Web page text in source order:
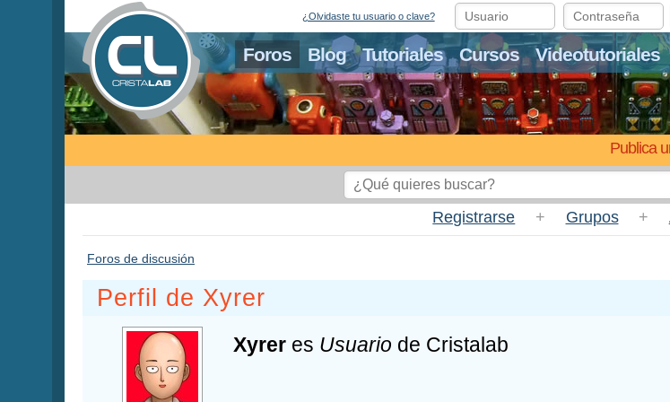
Foros Blog Tutoriales Cursos Videotutoriales
Publica
¿Olvidaste tu usuario o clave?
Registrarse + Grupos +
Foros de discusión
Perfil de Xyrer
Xyrer es Usuario de Cristalab